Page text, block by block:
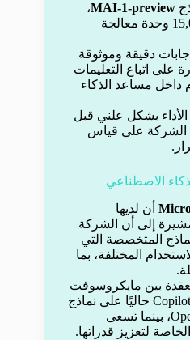
MAI-1-preview،
الذي تم تدريبه على حوالي 15,000 وحدة معالجة
دقيقة وموثوقة
على اتباع التعليمات
داخل مساعد الذكاء
الأداء بشكل علني قبل
الشركة على قياس
الاصطناعي
أن لديها
إلى أن الشركة
المتخصصة التي
المختلفة، بما
بين مايكروسوفت
وOpenAI، حيث يعتمد مساعد Copilot حاليًا على نماذج
اللغة الكبيرة المقدمة من OpenAI، بينما تسعى
لتعزيز قدراتها.